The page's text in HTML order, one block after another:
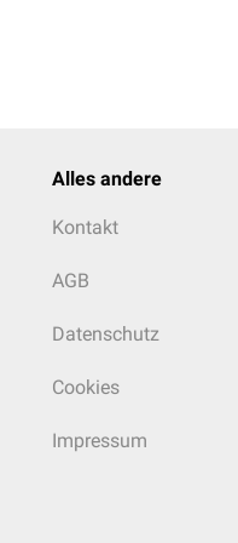
Alles andere
Kontakt
AGB
Datenschutz
Cookies
Impressum